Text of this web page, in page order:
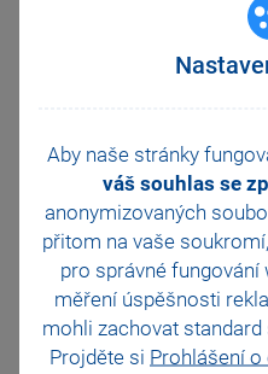
Aby naše stránky
váš souhlas se
anonymizovaných
přitom na vaše
pro správné fungování
měření úspěšnosti
mohli zachovat standard
Projděte si Prohlášení
obchod@stormware.cz
emailem každý všední
hodin. I nadále nás
a konzultaci společně